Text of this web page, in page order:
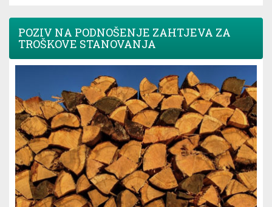
POZIV NA PODNOŠENJE ZAHTJEVA ZA
TROŠKOVE STANOVANJA